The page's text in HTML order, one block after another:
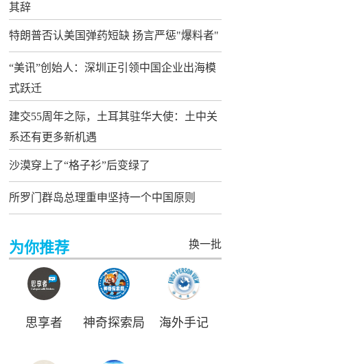
其辞
特朗普否认美国弹药短缺 扬言严惩"爆料者"
“美讯”创始人：深圳正引领中国企业出海模
式跃迁
建交55周年之际，土耳其驻华大使：土中关
系还有更多新机遇
沙漠穿上了“格子衫”后变绿了
所罗门群岛总理重申坚持一个中国原则
为你推荐 换一批
思享者 神奇探索局 海外手记